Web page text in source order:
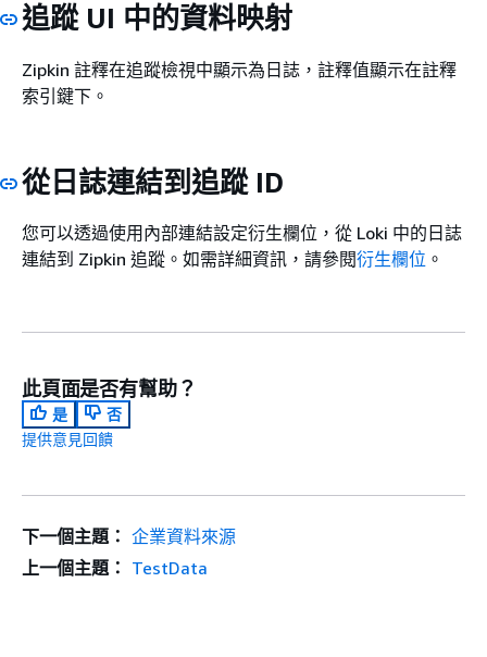
追蹤 UI 中的資料映射
Zipkin 註釋在追蹤檢視中顯示為日誌，註釋值顯示在註釋
索引鍵下。
從日誌連結到追蹤 ID
您可以透過使用內部連結設定衍生欄位，從 Loki 中的日誌
連結到 Zipkin 追蹤。如需詳細資訊，請參閱衍生欄位 。
此頁面是否有幫助？
是
否
提供意見回饋
下一個主題： 企業資料來源
上一個主題： TestData